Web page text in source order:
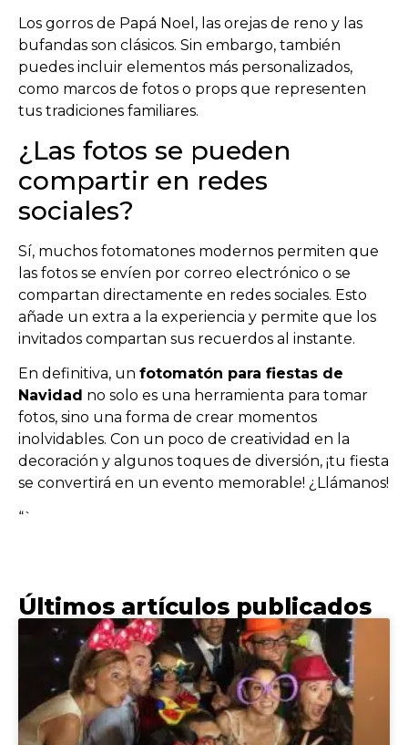
Los gorros de Papá Noel, las orejas de reno y las
bufandas son clásicos. Sin embargo, también
puedes incluir elementos más personalizados,
como marcos de fotos o props que representen
tus tradiciones familiares.
¿Las fotos se pueden
compartir en redes
sociales?
Sí, muchos fotomatones modernos permiten que
las fotos se envíen por correo electrónico o se
compartan directamente en redes sociales. Esto
añade un extra a la experiencia y permite que los
invitados compartan sus recuerdos al instante.
En definitiva, un fotomatón para fiestas de
Navidad no solo es una herramienta para tomar
fotos, sino una forma de crear momentos
inolvidables. Con un poco de creatividad en la
decoración y algunos toques de diversión, ¡tu fiesta
se convertirá en un evento memorable! ¿Llámanos!
“`
Últimos artículos publicados